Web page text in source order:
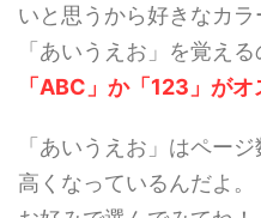
いと思うから好きなカラ
「あいうえお」を覚え
「ABC」か「123」がオ
「あいうえお」はペー
高くなっているんだよ。